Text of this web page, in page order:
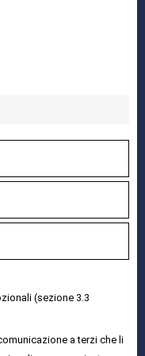
(sezione 3.3
a terzi che li